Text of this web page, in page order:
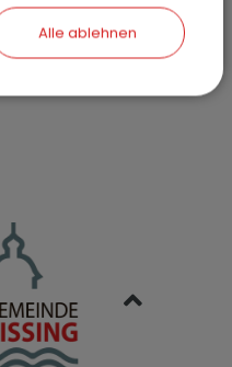
Alle ablehnen